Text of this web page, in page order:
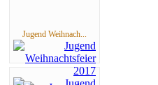
Jugend Weihnach...